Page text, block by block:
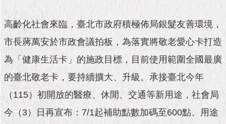
隊
市
政
公
告
施
政
高齡化社會來臨，臺北市政府積極佈局銀髮友善環境，
市長蔣萬安於市政會議拍板，為落實將敬老愛心卡打造
為「健康生活卡」的施政目標，目前使用範圍全國最廣
的臺北敬老卡，要持續擴大、升級。承接臺北今年
（115）初開放的醫療、休閒、交通等新用途，社會局
今（3）日再宣布：7/1起補助點數加碼至600點、用途